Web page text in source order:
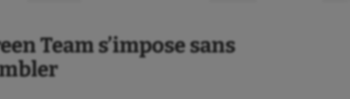
Team s’impose sans